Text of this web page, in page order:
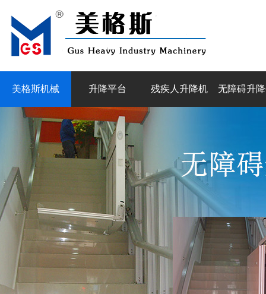
美格斯机械 升降平台 残疾人升降机 无障碍升